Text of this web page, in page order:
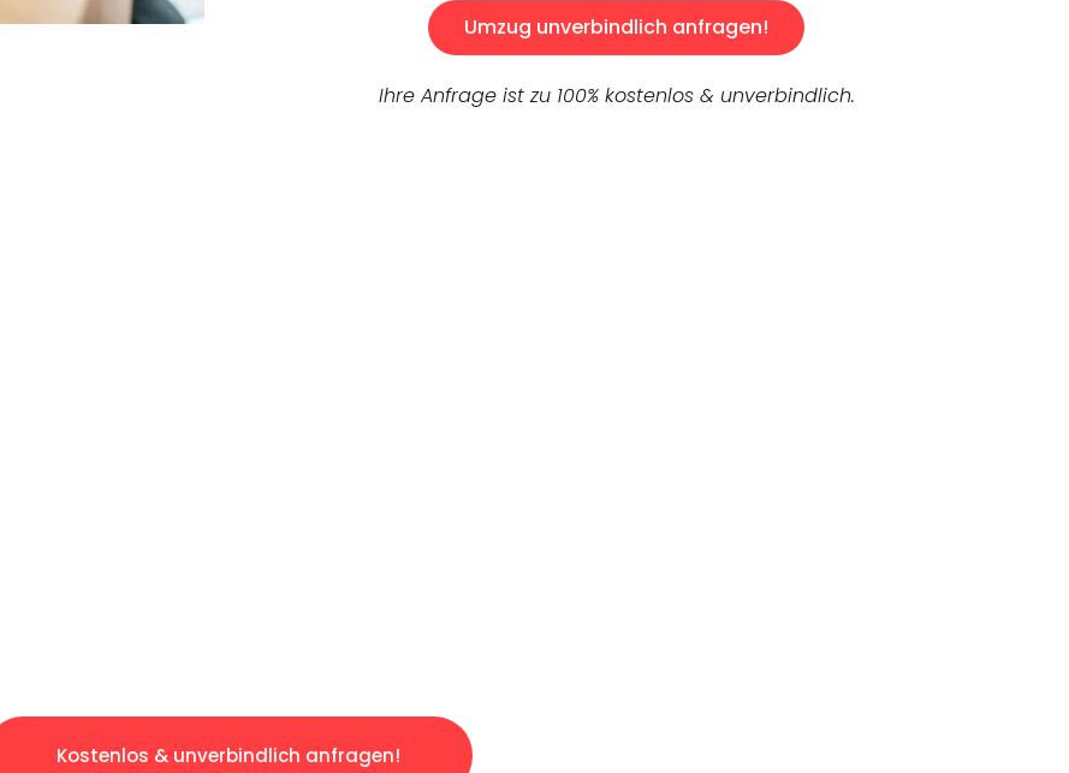
Umzug unverbindlich anfragen!
Ihre Anfrage ist zu 100% kostenlos & unverbindlich.
Kostenlos & unverbindlich anfragen!